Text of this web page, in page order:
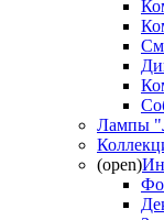
Лампы
(open)